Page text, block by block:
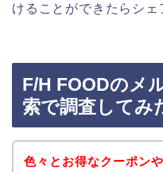
けることができたらシ
F/H FOODのメ
索で調査してみ
色々とお得なクーポン